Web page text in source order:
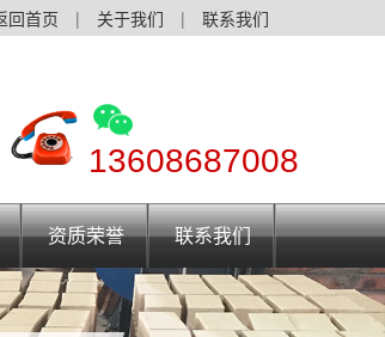
回首页 | 关于我们 | 联系我们
13608687008
资质荣誉 联系我们